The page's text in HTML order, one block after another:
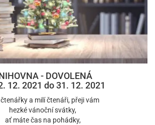
- DOVOLENÁ
12. 2021 do 31. 12. 2021
a milí čtenáři, přeji vám
hezké vánoční svátky,
ať máte čas na pohádky,